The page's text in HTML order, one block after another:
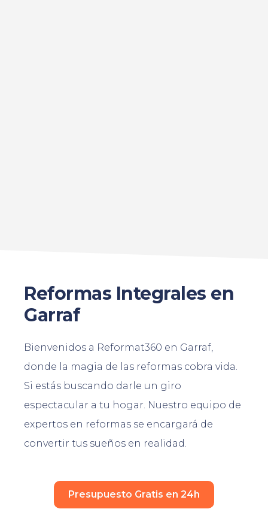
Reformas Integrales en
Garraf
Bienvenidos a Reformat360 en Garraf,
donde la magia de las reformas cobra vida.
Si estás buscando darle un giro
espectacular a tu hogar. Nuestro equipo de
expertos en reformas se encargará de
convertir tus sueños en realidad.
Presupuesto Gratis en 24h